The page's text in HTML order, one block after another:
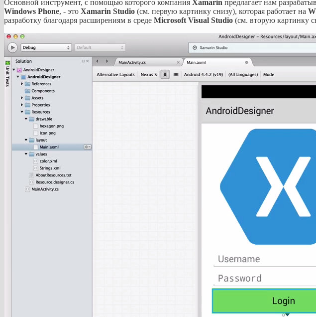
Основной инструмент, с помощью которого компания Xamarin предлагает нам
Windows Phone, - это Xamarin Studio (см. первую картинку снизу), которая работает на
разработку благодаря расширениям в среде Microsoft Visual Studio (см. вторую картинку